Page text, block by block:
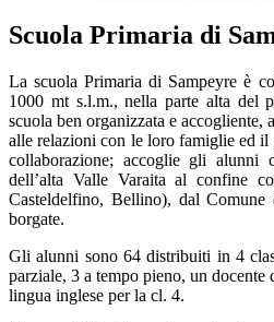
Scuola Primaria di
La scuola Primaria di Sampeyre è
1000 mt s.l.m., nella parte alta del
scuola ben organizzata e accogliente,
alle relazioni con le loro famiglie ed il
collaborazione; accoglie gli alunni
dell’alta Valle Varaita al confine
Casteldelfino, Bellino), dal Comune
borgate.
Gli alunni sono 64 distribuiti in 4
parziale, 3 a tempo pieno, un
lingua inglese per la cl. 4.